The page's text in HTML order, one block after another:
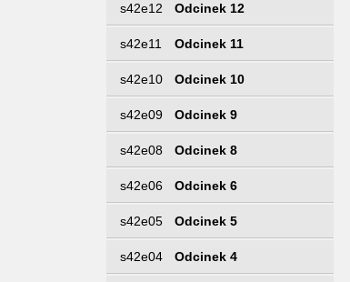
s42e12 Odcinek 12
s42e11 Odcinek 11
s42e10 Odcinek 10
s42e09 Odcinek 9
s42e08 Odcinek 8
s42e06 Odcinek 6
s42e05 Odcinek 5
s42e04 Odcinek 4